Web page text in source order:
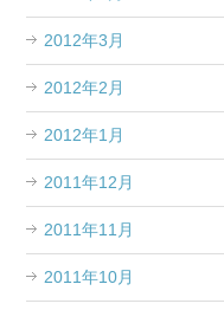
2012年3月
2012年2月
2012年1月
2011年12月
2011年11月
2011年10月